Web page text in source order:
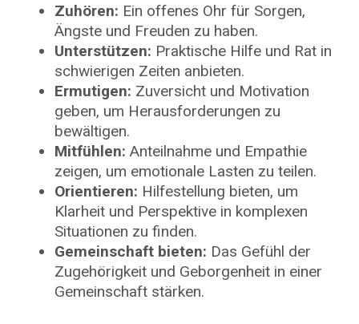
Zuhören: Ein offenes Ohr für Sorgen,
Ängste und Freuden zu haben.
Unterstützen: Praktische Hilfe und Rat in
schwierigen Zeiten anbieten.
Ermutigen: Zuversicht und Motivation
geben, um Herausforderungen zu
bewältigen.
Mitfühlen: Anteilnahme und Empathie
zeigen, um emotionale Lasten zu teilen.
Orientieren: Hilfestellung bieten, um
Klarheit und Perspektive in komplexen
Situationen zu finden.
Gemeinschaft bieten: Das Gefühl der
Zugehörigkeit und Geborgenheit in einer
Gemeinschaft stärken.